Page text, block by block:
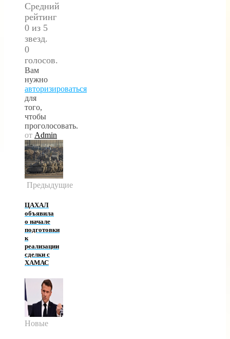
Средний
рейтинг
0 из 5
звезд.
0
голосов.
Вам
нужно
авторизироваться
для
того,
чтобы
проголосовать.
от Admin
Предыдущие
ЦАХАЛ
объявила
о начале
подготовки
к
реализации
сделки с
ХАМАС
Новые